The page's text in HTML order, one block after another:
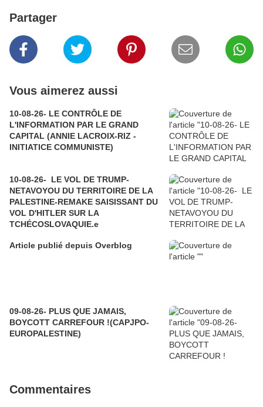
Partager
Vous aimerez aussi
10-08-26- LE CONTRÔLE DE
L'INFORMATION PAR LE GRAND
CAPITAL (ANNIE LACROIX-RIZ -
INITIATICE COMMUNISTE)
10-08-26- LE VOL DE TRUMP-
NETAVOYOU DU TERRITOIRE DE LA
PALESTINE-REMAKE SAISISSANT DU
VOL D'HITLER SUR LA
TCHÉCOSLOVAQUIE.e
Article publié depuis Overblog
09-08-26- PLUS QUE JAMAIS,
BOYCOTT CARREFOUR !(CAPJPO-
EUROPALESTINE)
Commentaires